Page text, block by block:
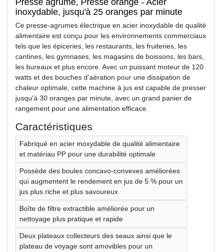
Presse agrume, Presse orange - Acier
inoxydable, jusqu'à 25 oranges par minute
Ce presse-agrumes électrique en acier inoxydable de qualité
alimentaire est conçu pour les environnements commerciaux
tels que les épiceries, les restaurants, les fruiteries, les
cantines, les gymnases, les magasins de boissons, les bars,
les bureaux et plus encore. Avec un puissant moteur de 120
watts et des bouches d'aération pour une dissipation de
chaleur optimale, cette machine à jus est capable de presser
jusqu'à 30 oranges par minute, avec un grand panier de
rangement pour une alimentation efficace.
Caractéristiques
Fabriqué en acier inoxydable de qualité alimentaire
et matériau PP pour une durabilité optimale
Possède des boules concavo-convexes améliorées
qui augmentent le rendement en jus de 5 % pour un
jus plus riche et plus savoureux
Boîte de filtre extractible améliorée pour un
nettoyage plus pratique et rapide
Deux plateaux collecteurs des seaux ainsi que le
plateau de voyage sont amovibles pour un